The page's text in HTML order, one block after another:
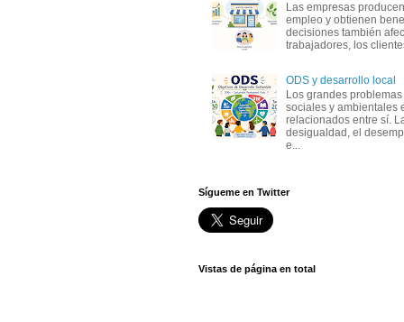
Las empresas
empleo y obtienen
decisiones también
trabajadores, los
ODS y desarrollo local
Los grandes
sociales y ambientales
relacionados entre sí.
desigualdad, el
e...
Sígueme en Twitter
Vistas de página en total